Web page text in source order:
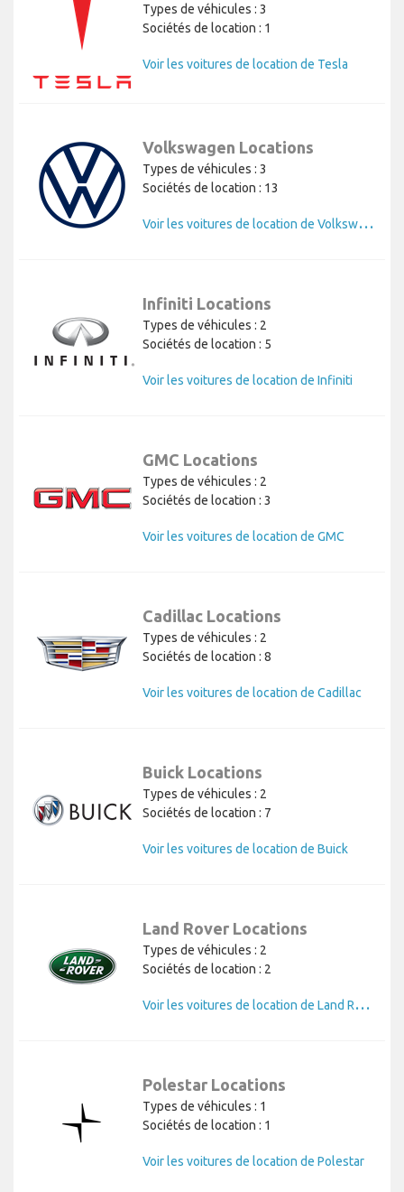
Types de véhicules : 3
Sociétés de location : 1
Voir les voitures de location de Tesla
Volkswagen Locations
Types de véhicules : 3
Sociétés de location : 13
V
oir les voitures de location de Volkswagen
Infiniti Locations
Types de véhicules : 2
Sociétés de location : 5
Voir les voitures de location de Infiniti
GMC Locations
Types de véhicules : 2
Sociétés de location : 3
Voir les voitures de location de GMC
Cadillac Locations
Types de véhicules : 2
Sociétés de location : 8
Voir les voitures de location de Cadillac
Buick Locations
Types de véhicules : 2
Sociétés de location : 7
Voir les voitures de location de Buick
Land Rover Locations
Types de véhicules : 2
Sociétés de location : 2
V
oir les voitures de location de Land Rover
Polestar Locations
Types de véhicules : 1
Sociétés de location : 1
Voir les voitures de location de Polestar